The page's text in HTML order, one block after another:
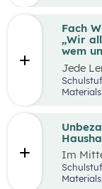
Im
und
und
Fach
„Wir
wem
Jede
dem
Wissen
sie in
und